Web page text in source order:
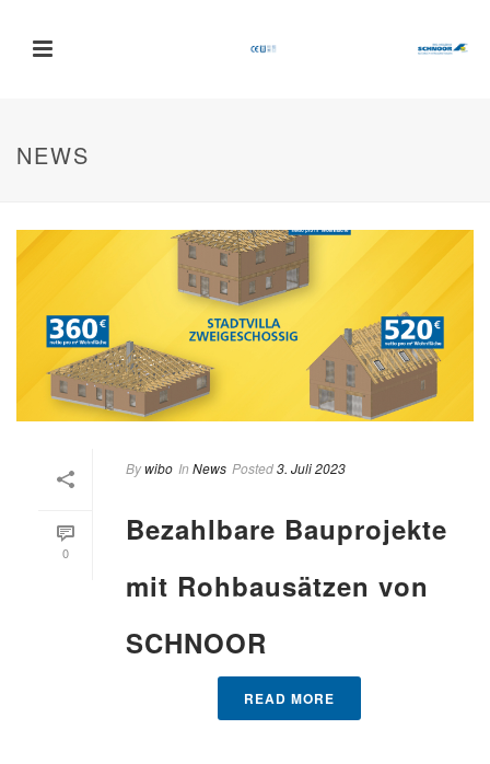
NEWS
0
Bywibo In News Posted3. Juli 2023
Bezahlbare Bauprojekte
mit Rohbausätzen von
SCHNOOR
READ MORE